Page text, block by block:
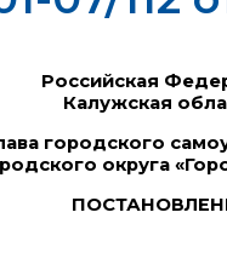
Российская
Калужская
городского
округа